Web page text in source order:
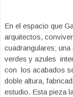
En el espacio que
arquitectos,
cuadrangulares;
verdes y azules
con los acabados
doble altura,
estudio. Esta pieza